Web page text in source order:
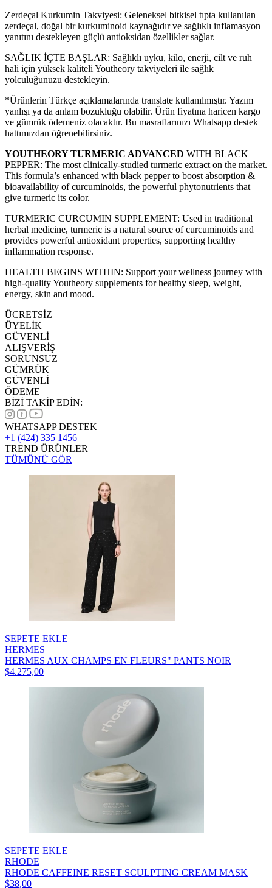
Zerdeçal Kurkumin Takviyesi: Geleneksel bitkisel tıpta kullanılan
zerdeçal, doğal bir kurkuminoid kaynağıdır ve sağlıklı inflamasyon
yanıtını destekleyen güçlü antioksidan özellikler sağlar.
SAĞLIK İÇTE BAŞLAR: Sağlıklı uyku, kilo, enerji, cilt ve ruh
hali için yüksek kaliteli Youtheory takviyeleri ile sağlık
yolculuğunuzu destekleyin.
*Ürünlerin Türkçe açıklamalarında translate kullanılmıştır. Yazım
yanlışı ya da anlam bozukluğu olabilir. Ürün fiyatına haricen kargo
ve gümrük ödemeniz olacaktır. Bu masraflarınızı Whatsapp destek
hattımızdan öğrenebilirsiniz.
YOUTHEORY TURMERIC ADVANCED WITH BLACK
PEPPER: The most clinically-studied turmeric extract on the market.
This formula’s enhanced with black pepper to boost absorption &
bioavailability of curcuminoids, the powerful phytonutrients that
give turmeric its color.
TURMERIC CURCUMIN SUPPLEMENT: Used in traditional
herbal medicine, turmeric is a natural source of curcuminoids and
provides powerful antioxidant properties, supporting healthy
inflammation response.
HEALTH BEGINS WITHIN: Support your wellness journey with
high-quality Youtheory supplements for healthy sleep, weight,
energy, skin and mood.
ÜCRETSİZ
ÜYELİK
GÜVENLİ
ALIŞVERİŞ
SORUNSUZ
GÜMRÜK
GÜVENLİ
ÖDEME
BİZİ TAKİP EDİN:
WHATSAPP DESTEK
+1 (424) 335 1456
TREND ÜRÜNLER
TÜMÜNÜ GÖR
SEPETE EKLE
HERMES
HERMES AUX CHAMPS EN FLEURS" PANTS NOIR
$4.275,00
SEPETE EKLE
RHODE
RHODE CAFFEINE RESET SCULPTING CREAM MASK
$38,00